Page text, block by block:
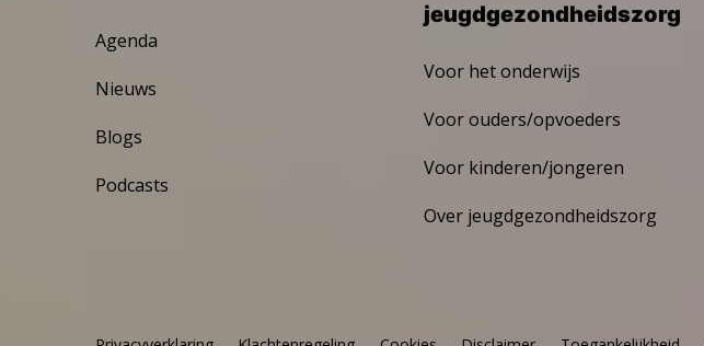
Agenda
Nieuws
Blogs
Podcasts
jeugdgezondheidszorg
Voor het onderwijs
Voor ouders/opvoeders
Voor kinderen/jongeren
Over jeugdgezondheidszorg